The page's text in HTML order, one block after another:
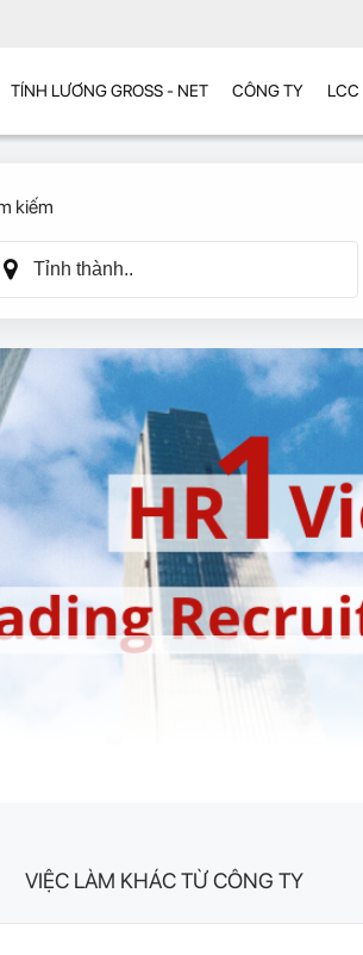
TÍNH LƯƠNG GROSS - NET CÔNG TY LCC
kiếm
VIỆC LÀM KHÁC TỪ CÔNG TY